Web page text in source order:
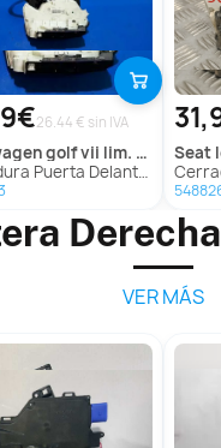
26.44 € sin IVA
golf vii lim. (5g1)
Derecha para Volkswagen Golf Vii Lim. (5G1)
seat
Cerradura
VER MÁS